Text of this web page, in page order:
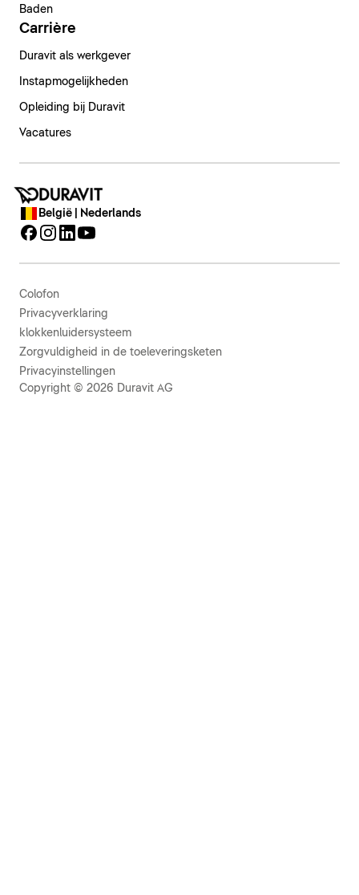
Baden
Carrière
Duravit als werkgever
Instapmogelijkheden
Opleiding bij Duravit
Vacatures
België | Nederlands
Colofon
Privacyverklaring
klokkenluidersysteem
Zorgvuldigheid in de toeleveringsketen
Privacyinstellingen
Copyright © 2026 Duravit AG